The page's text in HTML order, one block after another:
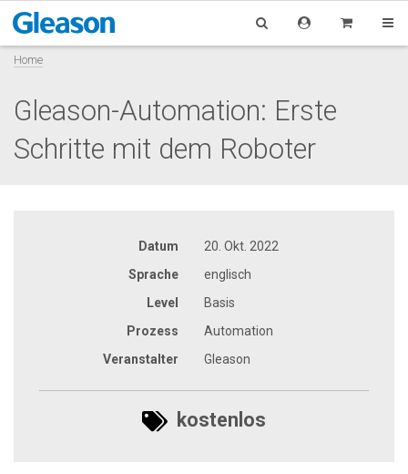
Home
Gleason-Automation: Erste
Schritte mit dem Roboter
Datum
20. Okt. 2022
Sprache
englisch
Level
Basis
Prozess
Automation
Veranstalter
Gleason
kostenlos